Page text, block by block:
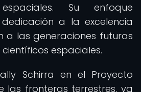
Su enfoque
a la excelencia
a las generaciones futuras
espaciales.
Schirra en el Proyecto
las fronteras terrestres, ya